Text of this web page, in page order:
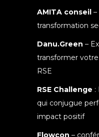
AMITA conseil
transformation
Danu.Green –
transformer
RSE
RSE Challenge :
qui conjugue
impact positif
Flowcon –